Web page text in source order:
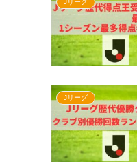
Jリーグ
Jリーグ